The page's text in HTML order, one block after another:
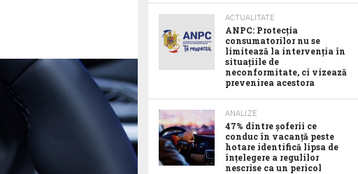
ACTUALITATE
ANPC: Protecția
consumatorilor nu se
limitează la intervenția în
situațiile de
neconformitate, ci vizează
prevenirea acestora
ANALIZE
47% dintre șoferii ce
conduc în vacanță peste
hotare identifică lipsa de
înțelegere a regulilor
nescrise ca un pericol